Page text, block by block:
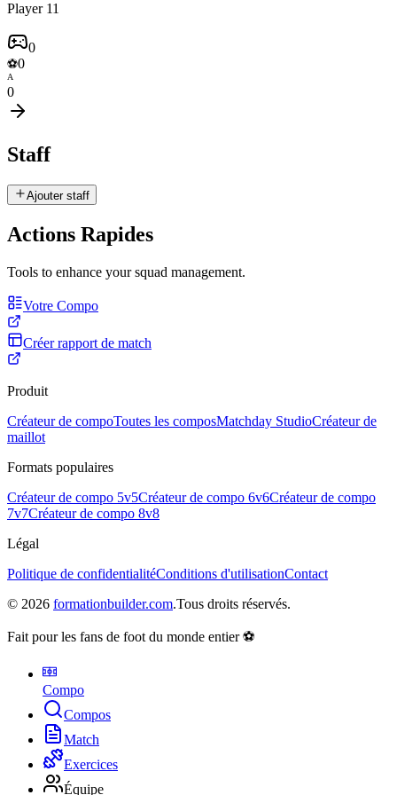
Player 11
0
⚽0
A
0
Staff
Ajouter staff
Actions Rapides
Tools to enhance your squad management.
Votre Compo
Créer rapport de match
Produit
Créateur de compoToutes les composMatchday StudioCréateur de
maillot
Formats populaires
Créateur de compo 5v5Créateur de compo 6v6Créateur de compo
7v7Créateur de compo 8v8
Légal
Politique de confidentialitéConditions d'utilisationContact
© 2026 formationbuilder.com.Tous droits réservés.
Fait pour les fans de foot du monde entier ⚽
Compo
Compos
Match
Exercices
Équipe